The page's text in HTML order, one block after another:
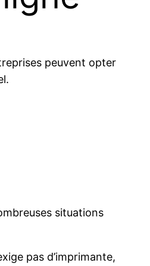
peuvent opter
situations
pas d’imprimante,